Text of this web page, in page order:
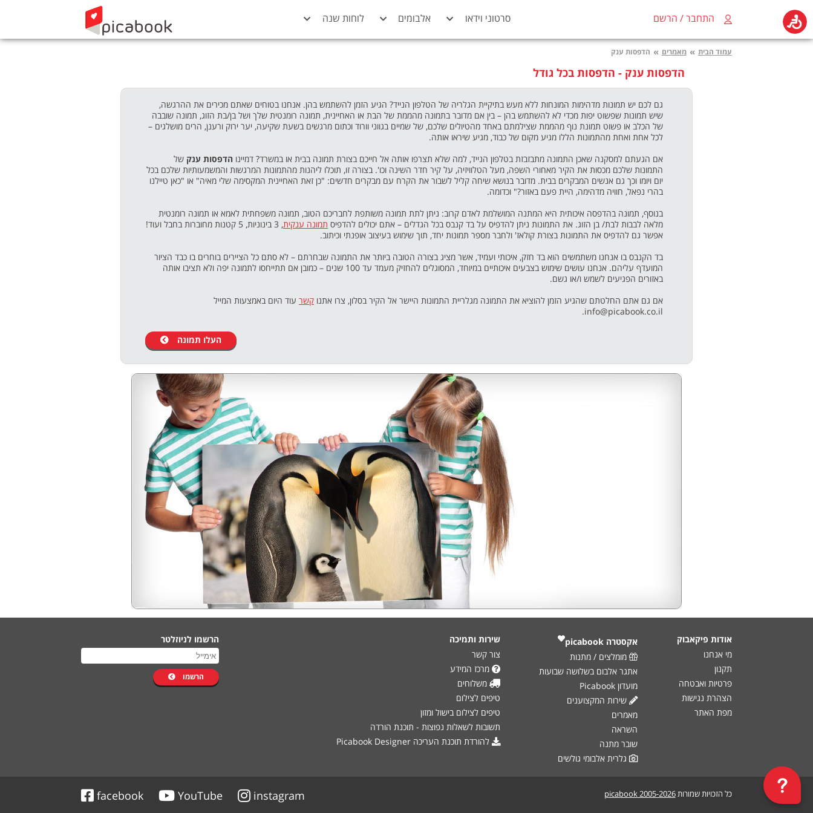
התחבר / הרשם סרטוני וידאו אלבומים לוחות שנה
עמוד הבית » מאמרים » הדפסות ענק
הדפסות ענק - הדפסות בכל גודל
גם לכם יש תמונות מדהימות המונחות ללא מעש בתיקיית הגלריה של הטלפון הנייד? הגיע הזמן להשתמש בהן. אנחנו בטוחים שאתם מכירים את ההרגשה,
שיש תמונות שפשוט יפות מכדי לא להשתמש בהן – בין אם מדובר בתמונה מהממת של הבת או האחיינית, תמונה רומנטית שלך ושל בן/בת הזוג, תמונה שובבה
של הכלב או פשוט תמונת נוף מהממת שצילמתם באחד מהטיולים שלכם, של שמיים בגווני וורוד וכתום מרגשים בשעת שקיעה, יער ירוק ורענן, הרים מושלגים –
לכל אחת ואחת מהתמונות הללו מגיע מקום של כבוד, מגיע שיראו אותה.
אם הגעתם למסקנה שאכן התמונה מתבזבזת בטלפון הנייד, למה שלא תצרפו אותה אל חייכם בצורת תמונה בבית או במשרד? דמיינו הדפסות ענק של
התמונות שלכם מכסות את הקיר מאחורי השפה, מעל הטלוויזיה, על קיר חדר השינה וכו'. בצורה זו, תוכלו ליהנות מהתמונות המרגשות והמשמעותיות שלכם בכל
יום ויומו וכך גם אנשים המבקרים בבית. מדובר בנושא שיחה קליל לשבור את הקרח עם מבקרים חדשים: "כן זאת האחיינית המקסימה שלי מאיה" או "כאן טיילנו
בהרי נפאל, חוויה מדהימה, היית פעם באזור?" וכדומה.
בנוסף, תמונה בהדפסה איכותית היא המתנה המושלמת לאדם קרוב: ניתן לתת תמונה משותפת לחבריכם הטוב, תמונה משפחתית לאמא או תמונה רומנטית
מלאה לבבות לבת/ בן הזוג. את התמונות ניתן להדפיס על בד קנבס בכל הגדלים – אתם יכולים להדפיס תמונה ענקית
, 3 בינוניות, 5 קטנות מחוברות בחבל ועוד!
אפשר גם להדפיס את התמונות בצורת קולאז' ולחבר מספר תמונות יחד, תוך שימוש בעיצוב אופנתי וכיתוב.
בד הקנבס בו אנחנו משתמשים הוא בד חזק, איכותי ועמיד, אשר מציג בצורה הטובה ביותר את התמונה שבחרתם – לא סתם כל הציירים בוחרים בו כבד הציור
המועדף עליהם. אנחנו עושים שימוש בצבעים איכותיים במיוחד, המסוגלים להחזיק מעמד עד 100 שנים – כמובן אם תתייחסו לתמונה יפה ולא תציבו אותה
באזורים הפגיעים לשמש ו/או גשם.
אם גם אתם החלטתם שהגיע הזמן להוציא את התמונה מגלריית התמונות היישר אל הקיר בסלון, צרו אתנו קשר עוד היום באמצעות המייל
info@picabook.co.il.
העלו תמונה
אודות פיקאבוק
מי אנחנו
תקנון
פרטיות ואבטחה
הצהרת נגישות
מפת האתר
אקסטרה ‎ picabook
מומלצים / מתנות
אתגר אלבום בשלושה שבועות
מועדון Picabook
שירות המקצוענים
מאמרים
השראה
שובר מתנה
גלרית אלבומי גולשים
שירות ותמיכה
צור קשר
מרכז המידע
משלוחים
טיפים לצילום
טיפים לצילום בישול ומזון
תשובות לשאלות נפוצות - תוכנת הורדה
להורדת תוכנת העריכה Picabook Designer
הרשמו לניוזלטר
הרשמו
כל הזכויות שמורותpicabook 2005-2026
facebook YouTube instagram